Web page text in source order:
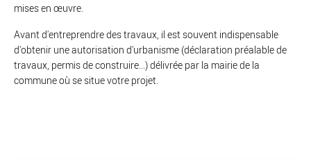
mises en œuvre.
Avant d'entreprendre des travaux, il est souvent indispensable
d'obtenir une autorisation d'urbanisme (déclaration préalable de
travaux, permis de construire...) délivrée par la mairie de la
commune où se situe votre projet.